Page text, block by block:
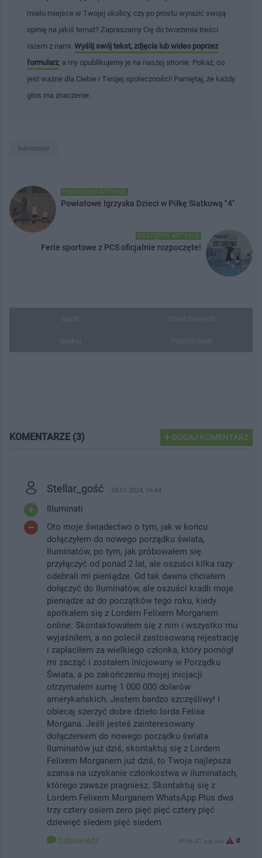
miało miejsce w Twojej okolicy, czy po prostu wyrazić swoją
opinię na jakiś temat? Zapraszamy Cię do tworzenia treści
razem z nami. Wyślij swój tekst, zdjęcia lub wideo poprzez
formularz , a my opublikujemy je na naszej stronie. Pokaż, co
jest ważne dla Ciebie i Twojej społeczności! Pamiętaj, że każdy
głos ma znaczenie.
lubiszewo
POPRZEDNI ARTYKUŁ
Powiatowe Igrzyska Dzieci w Piłkę Siatkową "4"
NASTĘPNY ARTYKUŁ
Ferie sportowe z PCS oficjalnie rozpoczęte!
KOMENTARZE (3) DODAJ KOMENTARZ
Stellar_gość 28.01.2024, 16:44
Illuminati
Oto moje świadectwo o tym, jak w końcu
dołączyłem do nowego porządku świata,
Iluminatów, po tym, jak próbowałem się
przyłączyć od ponad 2 lat, ale oszuści kilka razy
odebrali mi pieniądze. Od tak dawna chciałem
dołączyć do Iluminatów, ale oszuści kradli moje
pieniądze aż do początków tego roku, kiedy
spotkałem się z Lordem Felixem Morganem
online. Skontaktowałem się z nim i wszystko mu
wyjaśniłem, a on polecił zastosowaną rejestrację
i zapłaciłem za wielkiego członka, który pomógł
mi zacząć i zostałem inicjowany w Porządku
Świata, a po zakończeniu mojej inicjacji
otrzymałem sumę 1 000 000 dolarów
amerykańskich. Jestem bardzo szczęśliwy! I
obiecaj szerzyć dobre dzieło lorda Felixa
Morgana. Jeśli jesteś zainteresowany
dołączeniem do nowego porządku świata
Iluminatów już dziś, skontaktuj się z Lordem
Felixem Morganem już dziś, to Twoja najlepsza
szansa na uzyskanie członkostwa w iluminatach,
którego zawsze pragniesz. Skontaktuj się z
Lordem Felixem Morganem WhatsApp Plus dwa
trzy cztery osiem zero pięć pięć cztery pięć
dziewięć siedem pięć siedem
Odpowiedz IP: 96.47.xx9.xx6 #